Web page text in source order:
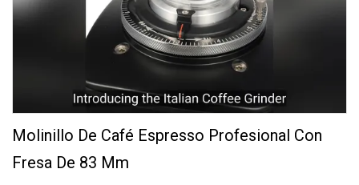
Molinillo De Café Espresso Profesional Con
Fresa De 83 Mm